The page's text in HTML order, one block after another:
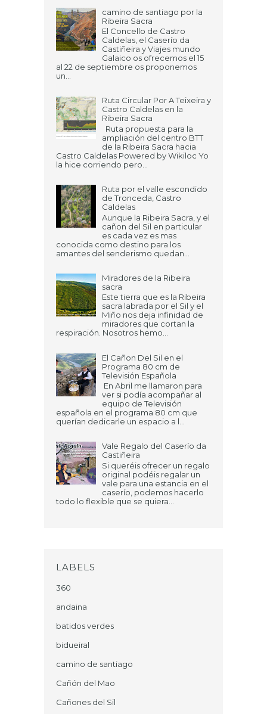
camino de santiago por la
Ribeira Sacra
El Concello de Castro
Caldelas, el Caserío da
Castiñeira y Viajes mundo
Galaico os ofrecemos el 15
al 22 de septiembre os proponemos
un...
Ruta Circular Por A Teixeira y
Castro Caldelas en la
Ribeira Sacra
Ruta propuesta para la
ampliación del centro BTT
de la Ribeira Sacra hacia
Castro Caldelas Powered by Wikiloc Yo
la hice corriendo pero...
Ruta por el valle escondido
de Tronceda, Castro
Caldelas
Aunque la Ribeira Sacra, y el
cañon del Sil en particular
es cada vez es mas
conocida como destino para los
amantes del senderismo quedan...
Miradores de la Ribeira
sacra
Este tierra que es la Ribeira
sacra labrada por el Sil y el
Miño nos deja infinidad de
miradores que cortan la
respiración. Nosotros hemo...
El Cañon Del Sil en el
Programa 80 cm de
Televisión Española
En Abril me llamaron para
ver si podía acompañar al
equipo de Televisión
española en el programa 80 cm que
querían dedicarle un espacio a l...
Vale Regalo del Caserío da
Castiñeira
Si queréis ofrecer un regalo
original podéis regalar un
vale para una estancia en el
caserío, podemos hacerlo
todo lo flexible que se quiera...
LABELS
360
andaina
batidos verdes
bidueiral
camino de santiago
Cañón del Mao
Cañones del Sil